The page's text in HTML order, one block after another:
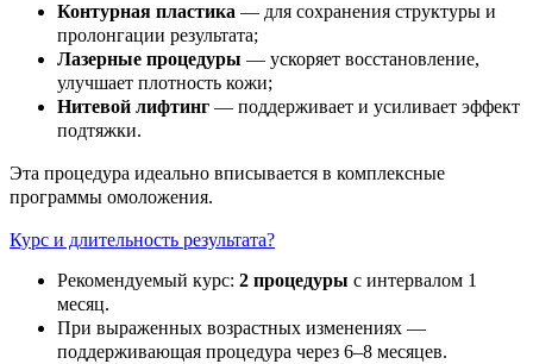
Контурная пластика — для сохранения структуры и
пролонгации результата;
Лазерные процедуры — ускоряет восстановление,
улучшает плотность кожи;
Нитевой лифтинг — поддерживает и усиливает эффект
подтяжки.
Эта процедура идеально вписывается в комплексные
программы омоложения.
Курс и длительность результата?
Рекомендуемый курс: 2 процедуры с интервалом 1
месяц.
При выраженных возрастных изменениях —
поддерживающая процедура через 6–8 месяцев.